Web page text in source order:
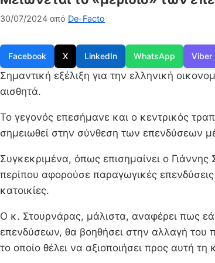
30/07/2024 από De-Facto
Facebook X LinkedIn WhatsApp Viber
Σημαντική εξέλιξη για την ελληνική
αισθητά.
Το γεγονός επεσήμανε και ο κεντρικός
σημειωθεί στην σύνθεση των επενδύσεων
Συγκεκριμένα, όπως επισημαίνει ο
περίπου αφορούσε παραγωγικές
κατοικίες.
Ο κ. Στουρνάρας, μάλιστα, αναφέρει πως
επενδύσεων, θα βοηθήσει στην αλλαγή του
το οποίο θέλει να αξιοποιήσει προς αυτή